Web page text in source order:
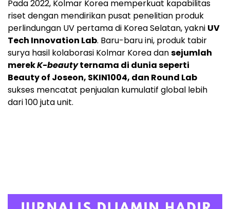
Pada 2022, Kolmar Korea memperkuat kapabilitas
riset dengan mendirikan pusat penelitian produk
perlindungan UV pertama di Korea Selatan, yakni UV
Tech Innovation Lab. Baru-baru ini, produk tabir
surya hasil kolaborasi Kolmar Korea dansejumlah
merekK-beautyternama di dunia seperti
Beauty of Joseon, SKIN1004, dan Round Lab
sukses mencatat penjualan kumulatif global lebih
dari 100 juta unit.